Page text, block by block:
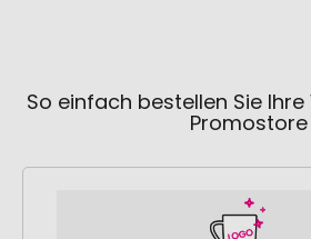
So einfach bestellen Sie
Promostore